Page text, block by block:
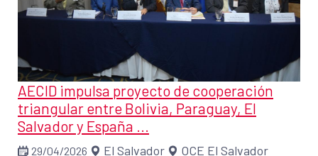
AECID impulsa proyecto de cooperación
triangular entre Bolivia, Paraguay, El
Salvador y España ...
29/04/2026 El Salvador OCE El Salvador